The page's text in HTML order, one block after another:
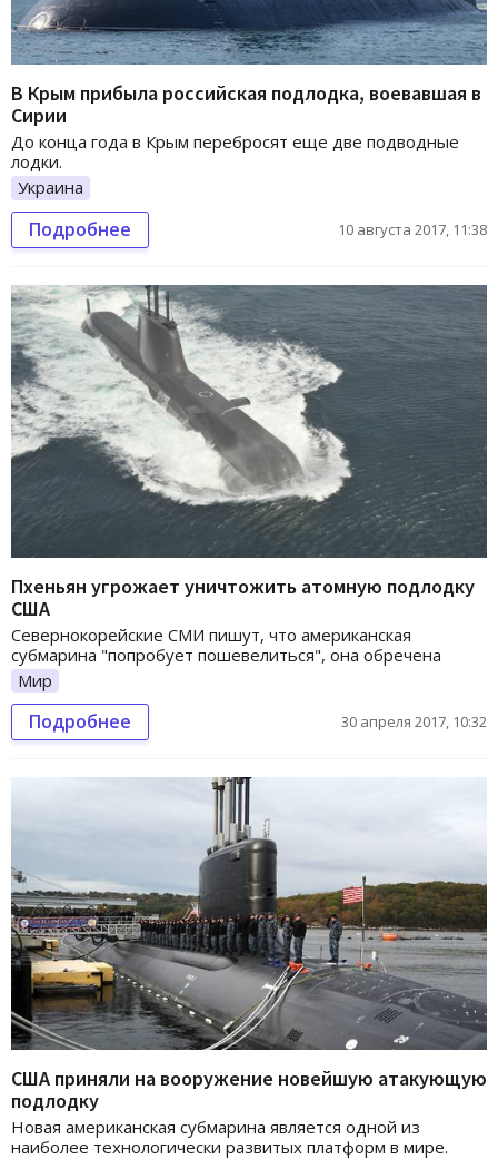
В Крым прибыла российская подлодка, воевавшая в
Сирии
До конца года в Крым перебросят еще две подводные
лодки.
Украина
Подробнее 10 августа 2017, 11:38
Пхеньян угрожает уничтожить атомную подлодку
США
Севернокорейские СМИ пишут, что американская
субмарина "попробует пошевелиться", она обречена
Мир
Подробнее 30 апреля 2017, 10:32
США приняли на вооружение новейшую атакующую
подлодку
Новая американская субмарина является одной из
наиболее технологически развитых платформ в мире.